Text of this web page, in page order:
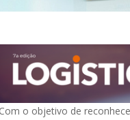
Com o objetivo de